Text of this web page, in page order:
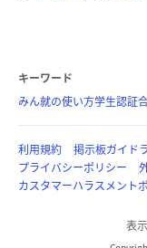
キーワード
みん就の使い方学生認証
利用規約 掲示板ガイド
プライバシーポリシー
カスタマーハラスメント
表